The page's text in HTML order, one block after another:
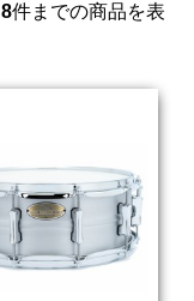
8件までの商品を表